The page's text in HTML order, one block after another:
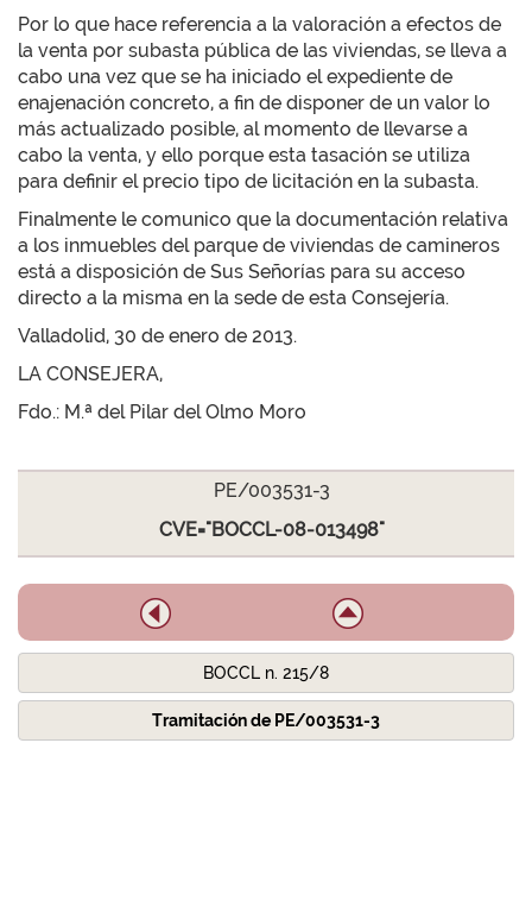
Por lo que hace referencia a la valoración a efectos de
la venta por subasta pública de las viviendas, se lleva a
cabo una vez que se ha iniciado el expediente de
enajenación concreto, a fin de disponer de un valor lo
más actualizado posible, al momento de llevarse a
cabo la venta, y ello porque esta tasación se utiliza
para definir el precio tipo de licitación en la subasta.
Finalmente le comunico que la documentación relativa
a los inmuebles del parque de viviendas de camineros
está a disposición de Sus Señorías para su acceso
directo a la misma en la sede de esta Consejería.
Valladolid, 30 de enero de 2013.
LA CONSEJERA,
Fdo.: M.ª del Pilar del Olmo Moro
PE/003531-3
CVE="BOCCL-08-013498"
BOCCL n. 215/8
Tramitación de PE/003531-3